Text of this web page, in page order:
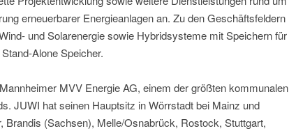
erneuerbarer Energieanlagen an. Zu den Geschäftsfeldern
und Solarenergie sowie Hybridsysteme mit Speichern für
Alone Speicher.
MVV Energie AG, einem der größten kommunalen
JUWI hat seinen Hauptsitz in Wörrstadt bei Mainz und
Brandis (Sachsen), Melle/Osnabrück, Rostock, Stuttgart,